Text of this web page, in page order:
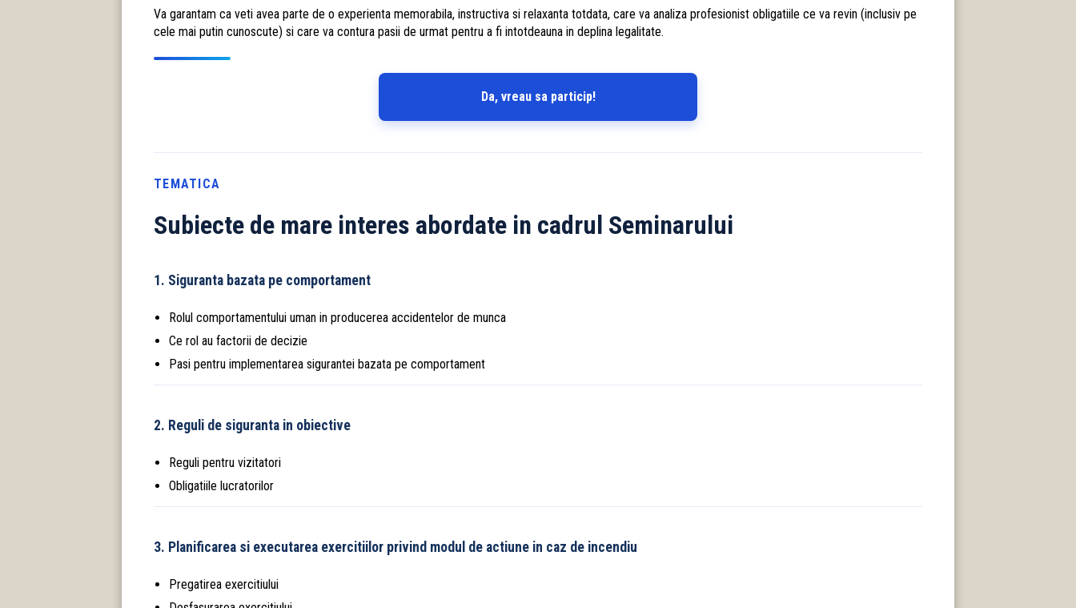
Va garantam ca veti avea parte de o experienta memorabila, instructiva si relaxanta totdata, care va analiza profesionist obligatiile ce va revin (inclusiv pe
cele mai putin cunoscute) si care va contura pasii de urmat pentru a fi intotdeauna in deplina legalitate.
Da, vreau sa particip!
TEMATICA
Subiecte de mare interes abordate in cadrul Seminarului
1. Siguranta bazata pe comportament
Rolul comportamentului uman in producerea accidentelor de munca
Ce rol au factorii de decizie
Pasi pentru implementarea sigurantei bazata pe comportament
2. Reguli de siguranta in obiective
Reguli pentru vizitatori
Obligatiile lucratorilor
3. Planificarea si executarea exercitiilor privind modul de actiune in caz de incendiu
Pregatirea exercitiului